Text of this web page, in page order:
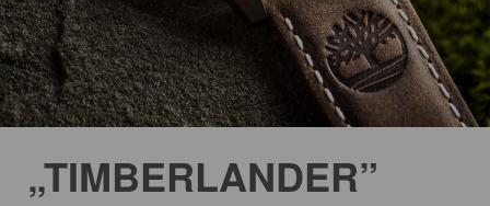
„TIMBERLANDER”